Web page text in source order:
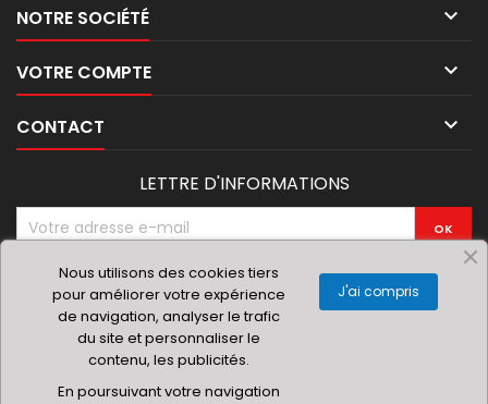
NOTRE SOCIÉTÉ 
VOTRE COMPTE 
CONTACT 
LETTRE D'INFORMATIONS
Vous pouvez vous désinscrire à tout moment. Vous trouverez
pour cela nos informations de contact dans les conditions
d'utilisation du site.
Nous utilisons des cookies tiers
pour améliorer votre expérience
de navigation, analyser le trafic
du site et personnaliser le
contenu, les publicités.
En poursuivant votre navigation
J'ai compris